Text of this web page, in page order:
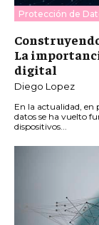
Protección de
La
digital
Diego Lopez
En la actualidad, en
datos se ha vuelto
dispositivos...